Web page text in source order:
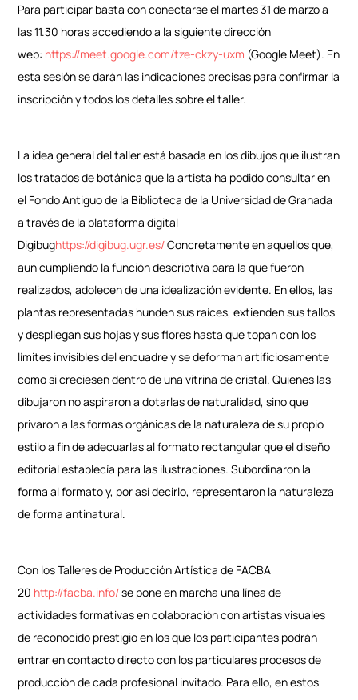
Para participar basta con conectarse el martes 31 de marzo a
las 11.30 horas accediendo a la siguiente dirección
web: https://meet.google.com/tze-ckzy-uxm (Google Meet). En
esta sesión se darán las indicaciones precisas para confirmar la
inscripción y todos los detalles sobre el taller.
La idea general del taller está basada en los dibujos que ilustran
los tratados de botánica que la artista ha podido consultar en
el Fondo Antiguo de la Biblioteca de la Universidad de Granada
a través de la plataforma digital
Digibughttps://digibug.ugr.es/Concretamente en aquellos que,
aun cumpliendo la función descriptiva para la que fueron
realizados, adolecen de una idealización evidente. En ellos, las
plantas representadas hunden sus raíces, extienden sus tallos
y despliegan sus hojas y sus flores hasta que topan con los
límites invisibles del encuadre y se deforman artificiosamente
como si creciesen dentro de una vitrina de cristal. Quienes las
dibujaron no aspiraron a dotarlas de naturalidad, sino que
privaron a las formas orgánicas de la naturaleza de su propio
estilo a fin de adecuarlas al formato rectangular que el diseño
editorial establecía para las ilustraciones. Subordinaron la
forma al formato y, por así decirlo, representaron la naturaleza
de forma antinatural.
Con los Talleres de Producción Artística de FACBA
20 http://facba.info/se pone en marcha una línea de
actividades formativas en colaboración con artistas visuales
de reconocido prestigio en los que los participantes podrán
entrar en contacto directo con los particulares procesos de
producción de cada profesional invitado. Para ello, en estos